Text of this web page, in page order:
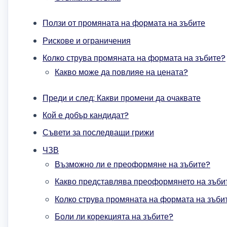
Ползи от промяната на формата на зъбите
Рискове и ограничения
Колко струва промяната на формата на зъбите?
Какво може да повлияе на цената?
Преди и след: Какви промени да очаквате
Кой е добър кандидат?
Съвети за последващи грижи
ЧЗВ
Възможно ли е преоформяне на зъбите?
Какво представлява преоформянето на
Колко струва промяната на формата на
Боли ли корекцията на зъбите?